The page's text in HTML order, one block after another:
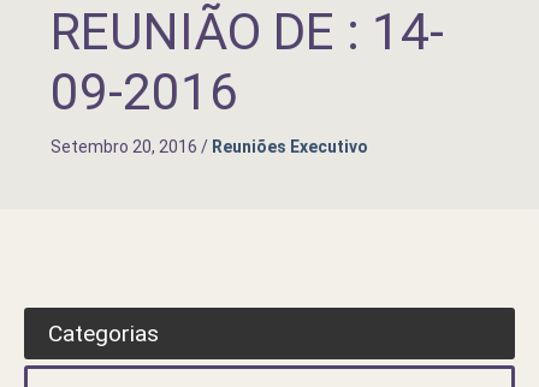
REUNIÃO DE : 14-
09-2016
Setembro 20, 2016 / Reuniões Executivo
Categorias